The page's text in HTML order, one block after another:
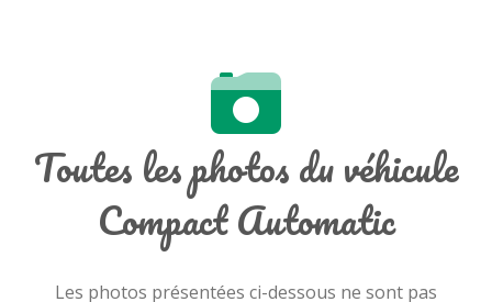
Toutes les photos du véhicule
Compact Automatic
Les photos présentées ci-dessous ne sont pas